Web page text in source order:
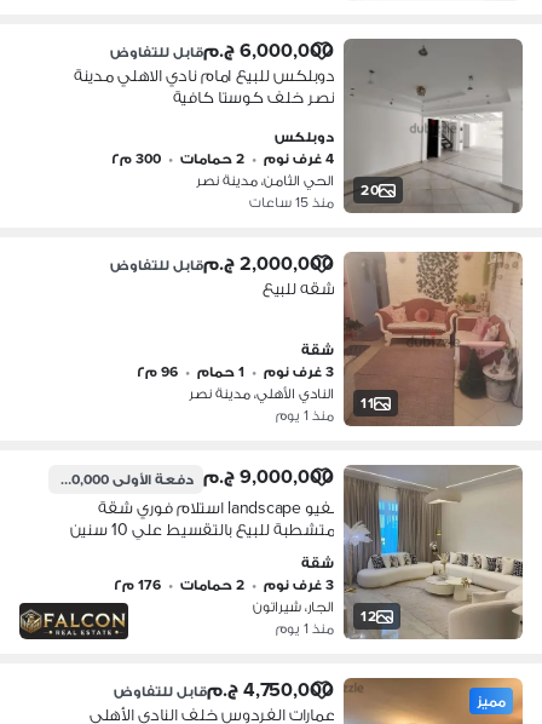
20
6,000,000 ج.م قابل للتفاوض
دوبلكس للبيع امام نادي الاهلي مدينة
نصر خلف كوستا كافية
دوبلكس
4 غرف نوم
• 2 حمامات • 300 م٢
الحي الثامن، مدينة نصر
منذ 15 ساعات
11
2,000,000 ج.م قابل للتفاوض
شقه للبيع
شقة
3 غرف نوم
• 1 حمام • 96 م٢
النادي الأهلي، مدينة نصر
منذ 1 يوم
12
9,000,000 ج.م دفعة الأولى1,280,000 ج.م
بفيو landscape استلام فوري شقة
متشطبة للبيع بالتقسيط علي 10 سنين
علي طريق النصر بجوار المطار و دقائق من
مصر الجديدة و مدينة نصر
شقة
3 غرف نوم
• 2 حمامات • 176 م٢
الجار، شيراتون
منذ 1 يوم
مميز 4,750,000 ج.م قابل للتفاوض
عمارات الفردوس خلف النادي الأهلي